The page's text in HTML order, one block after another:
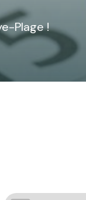
Plage !